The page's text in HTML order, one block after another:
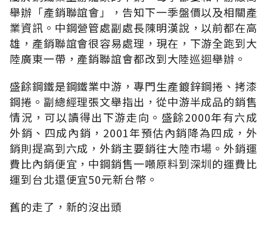
舉辦「產銷聯誼會」，告知下一季盤價以及相關產
業資訊。中鋼營管處副處長陳明漢說，以前都在高
雄，產銷聯誼會很容易處理，現在，下游全跑到大
陸廣東一帶，產銷聯誼會都改到大陸巡迴舉辦。
盛餘鋼鐵是鋼鐵業中游，專門生產鍍鋅鋼捲、拷漆
鋼捲。副總經理張文舉指出，從中游半成品的銷售
情況，可以讀得出下游走向。盛餘2000年有六成
外銷、四成內銷，2001年預估內銷降為四成，外
銷則提高到六成，外銷主要銷往大陸市場。外銷運
費比內銷便宜，中鋼銷售一噸原料到深圳的運費比
運到台北還便宜50元新台幣。
舊的走了，新的沒出頭